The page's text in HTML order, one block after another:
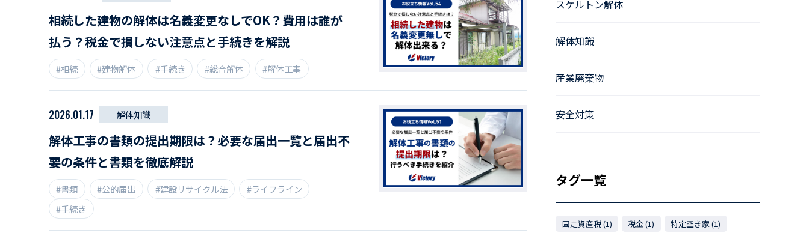
相続した建物の解体は名義変更なしでOK？費用は誰が
払う？税金で損しない注意点と手続きを解説
#相続 #建物解体 #手続き #総合解体 #解体工事
2026.01.17 解体知識
解体工事の書類の提出期限は？必要な届出一覧と届出不
要の条件と書類を徹底解説
#書類 #公的届出 #建設リサイクル法
#ライフライン
#手続き
スケルトン解体
解体知識
産業廃棄物
安全対策
タグ一覧
固定資産税 (1) 税金 (1)
特定空き家 (1)